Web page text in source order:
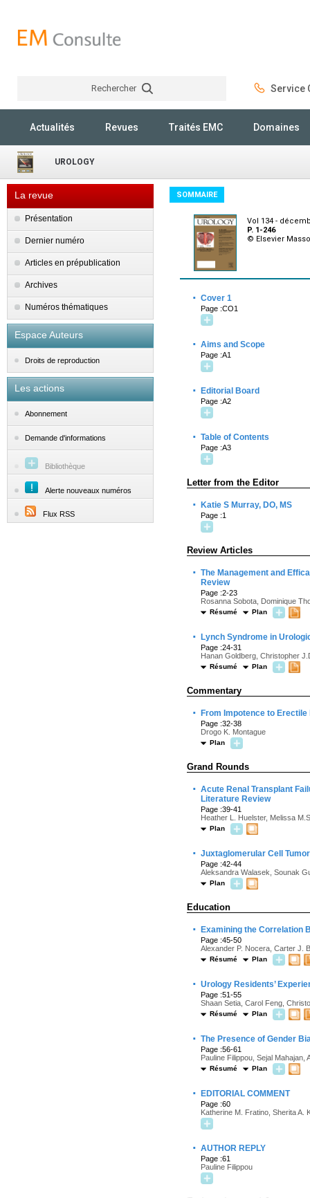
Rechercher Service
Actualités Revues Traités EMC Domaines
UROLOGY
La revue
Présentation
Dernier numéro
Articles en prépublication
Archives
Numéros thématiques
Espace Auteurs
Droits de reproduction
Les actions
Abonnement
Demande d'informations
Bibliothèque
Alerte nouveaux numéros
Flux RSS
SOMMAIRE
Vol 134 -
P. 1-246
© Elsevier
· Cover 1
Page :CO1
· Aims and Scope
Page :A1
· Editorial Board
Page :A2
· Table of Contents
Page :A3
Letter from the Editor
· Katie S Murray, DO, MS
Page :1
Review Articles
· The Management and
Review
Page :2-23
Rosanna Sobota, Dominique
Résumé Plan
· Lynch Syndrome in
Page :24-31
Hanan Goldberg, Christopher
Résumé Plan
Commentary
· From Impotence to
Page :32-38
Drogo K. Montague
Plan
Grand Rounds
· Acute Renal Transplant
Literature Review
Page :39-41
Heather L. Huelster, Melissa
Plan
· Juxtaglomerular Cell
Page :42-44
Aleksandra Walasek, Sounak
Plan
Education
· Examining the Correlation
Page :45-50
Alexander P. Nocera, Carter J.
Résumé Plan
· Urology Residents’
Page :51-55
Shaan Setia, Carol Feng,
Résumé Plan
· The Presence of Gender
Page :56-61
Pauline Filippou, Sejal Mahajan,
Résumé Plan
· EDITORIAL COMMENT
Page :60
Katherine M. Fratino, Sherita A.
· AUTHOR REPLY
Page :61
Pauline Filippou